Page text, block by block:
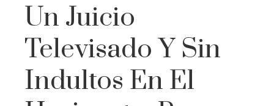
Un Juicio
Televisado Y Sin
Indultos En El